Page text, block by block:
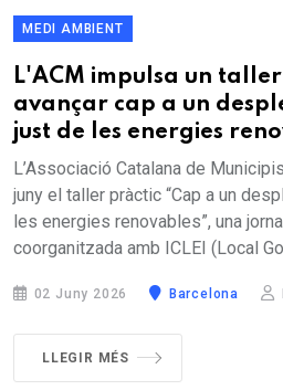
MEDI AMBIENT
L'ACM impulsa un
avançar cap a un
just de les energies
L’Associació Catalana de
juny el taller pràctic “Cap a un
les energies renovables”, una
coorganitzada amb ICLEI (Local
02 Juny 2026 Barcelona
LLEGIR MÉS